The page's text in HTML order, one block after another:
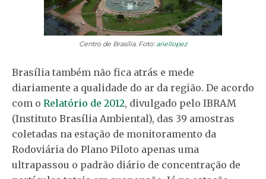
Centro de Brasília. Foto: ariellopez
Brasília também não fica atrás e mede
diariamente a qualidade do ar da região. De acordo
com o Relatório de 2012, divulgado pelo IBRAM
(Instituto Brasília Ambiental), das 39 amostras
coletadas na estação de monitoramento da
Rodoviária do Plano Piloto apenas uma
ultrapassou o padrão diário de concentração de